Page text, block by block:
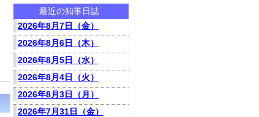
最近の知事日誌
2026年8月7日（金）
2026年8月6日（木）
2026年8月5日（水）
2026年8月4日（火）
2026年8月3日（月）
2026年7月31日（金）